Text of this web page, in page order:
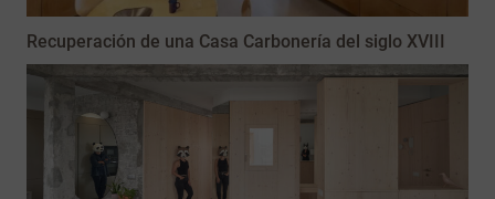
Recuperación de una Casa Carbonería del siglo XVIII